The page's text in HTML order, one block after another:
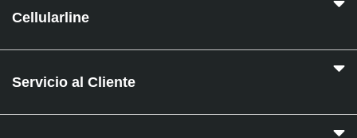
Cellularline
Servicio al Cliente